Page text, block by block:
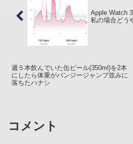
Apple Watch
私の場合どう
週５本飲んでいた缶ビール(350ml)を2本
にしたら体重がバンジージャンプ並みに
落ちたハナシ
コメント